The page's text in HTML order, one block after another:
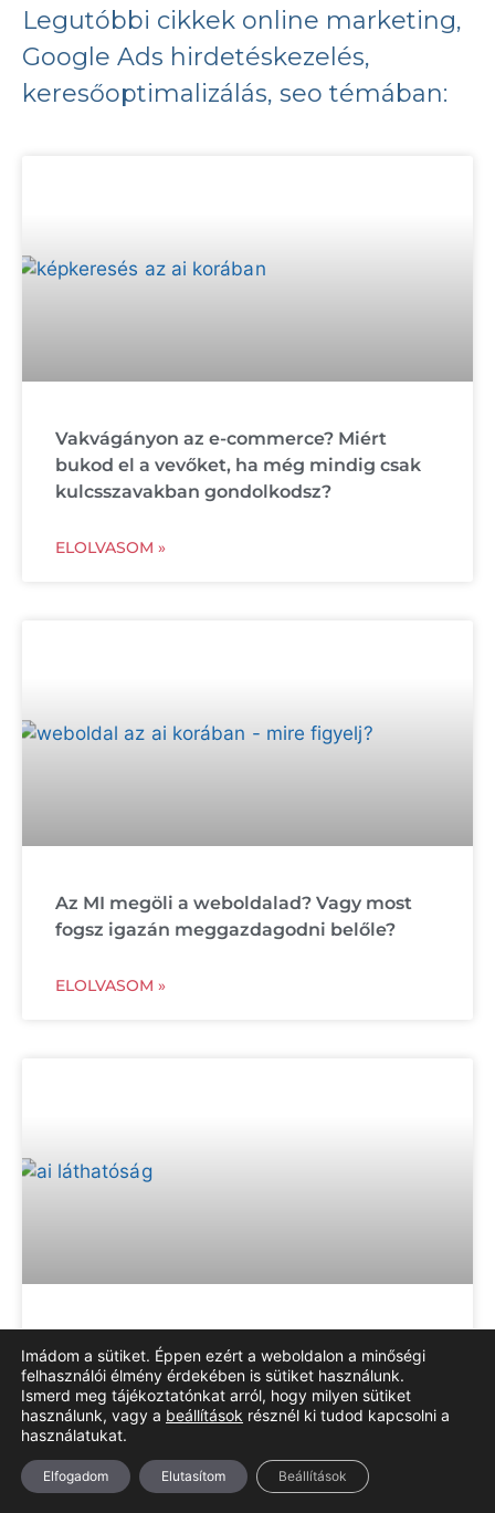
Legutóbbi cikkek online marketing,
Google Ads hirdetéskezelés,
keresőoptimalizálás, seo témában:
Vakvágányon az e-commerce? Miért
bukod el a vevőket, ha még mindig csak
kulcsszavakban gondolkodsz?
ELOLVASOM »
Az MI megöli a weboldalad? Vagy most
fogsz igazán meggazdagodni belőle?
ELOLVASOM »
AI láthatóság: mire figyelj?
ELOLVASOM »
Imádom a sütiket. Éppen ezért a weboldalon a minőségi
felhasználói élmény érdekében is sütiket használunk.
Ismerd meg tájékoztatónkat arról, hogy milyen sütiket
használunk, vagy a beállítások résznél ki tudod kapcsolni a
használatukat.
Elfogadom Elutasítom Beállítások